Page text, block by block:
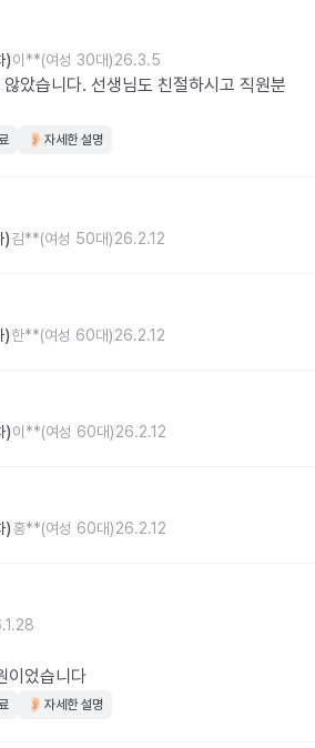
)이**(여성 30대)26.3.5
았습니다. 선생님도 친절하시고 직원분
자세한 설명
)김**(여성 50대)26.2.12
)한**(여성 60대)26.2.12
)이**(여성 60대)26.2.12
)홍**(여성 60대)26.2.12
이었습니다
자세한 설명